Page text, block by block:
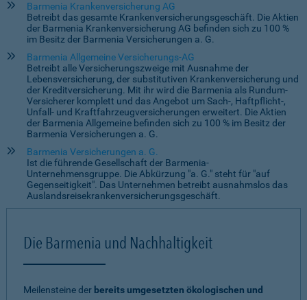
Barmenia Krankenversicherung AG
Betreibt das gesamte Krankenversicherungsgeschäft. Die Aktien
der Barmenia Krankenversicherung AG befinden sich zu 100 %
im Besitz der Barmenia Versicherungen a. G.
Barmenia Allgemeine Versicherungs-AG
Betreibt alle Versicherungszweige mit Ausnahme der
Lebensversicherung, der substitutiven Krankenversicherung und
der Kreditversicherung. Mit ihr wird die Barmenia als Rundum-
Versicherer komplett und das Angebot um Sach-, Haftpflicht-,
Unfall- und Kraftfahrzeugversicherungen erweitert. Die Aktien
der Barmenia Allgemeine befinden sich zu 100 % im Besitz der
Barmenia Versicherungen a. G.
Barmenia Versicherungen a. G.
Ist die führende Gesellschaft der Barmenia-
Unternehmensgruppe. Die Abkürzung "a. G." steht für "auf
Gegenseitigkeit". Das Unternehmen betreibt ausnahmslos das
Auslandsreisekrankenversicherungsgeschäft.
Die Barmenia und Nachhaltigkeit
Meilensteine der bereits umgesetzten ökologischen und